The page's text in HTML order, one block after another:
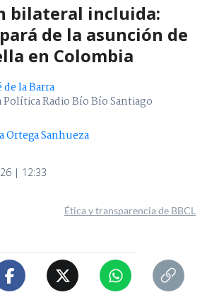
bilateral incluida:
de la asunción de
en Colombia
de la Barra
Radio Bío Bío Santiago
Ortega Sanhueza
| 12:33
Ética y transparencia de BBCL